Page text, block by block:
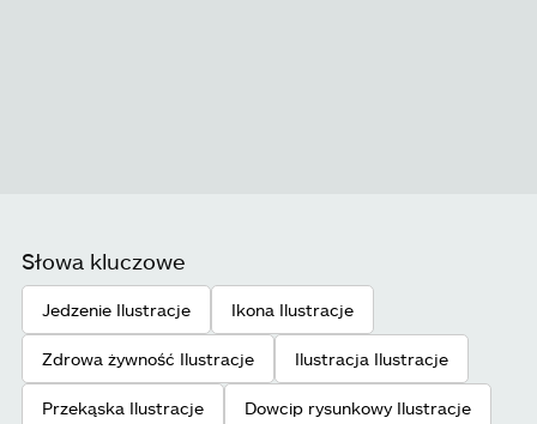
Słowa kluczowe
Jedzenie Ilustracje Ikona Ilustracje
Zdrowa żywność Ilustracje Ilustracja Ilustracje
Przekąska Ilustracje Dowcip rysunkowy Ilustracje